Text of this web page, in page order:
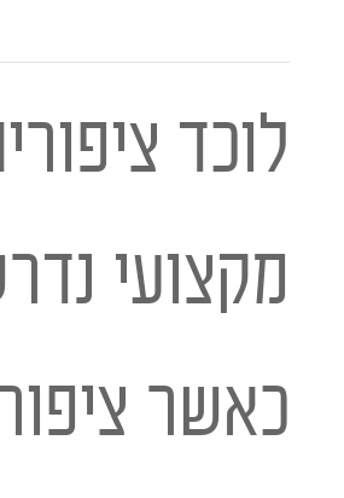
לוכד
מקצועי
כאשר